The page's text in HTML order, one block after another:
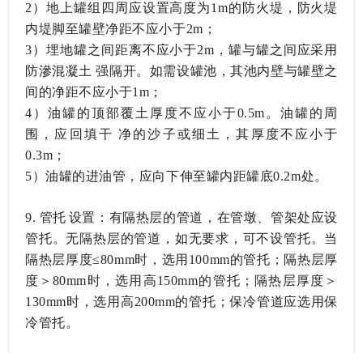
2）地上罐组四周应设置高度为1m的防火堤，防火堤
内堤脚至罐壁净距不应小于2m；
3）埋地罐之间距离不应小于2m，罐与罐之间应采用
防滲混凝土强隔开。如需设罐池，其池内壁与罐壁之
间的净距不应小于1m；
4）油罐的顶部覆土厚度不应小于0.5m。油罐的周
围，应回填干净的沙子或细土，其厚度不应小于
0.3m；
5）油罐的进油管，应向下伸至罐内距罐底0.2m处。
9. 管托设置：有隔热层的管道，在管墩、管架处应设
管托。无隔热层的管道，如无要求，可不设管托。当
隔热层厚度≤80mm时，选用100mm的管托；隔热层厚
度＞80mm时，选用高150mm的管托；隔热层厚度＞
130mm时，选用高200mm的管托；保冷管道应选用保
冷管托。